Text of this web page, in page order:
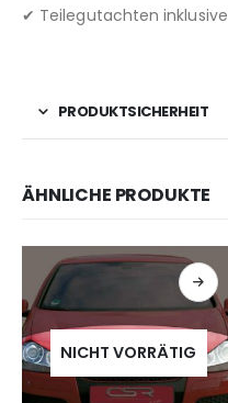
✔ Teilegutachten inklusive
PRODUKTSICHERHEIT
ÄHNLICHE PRODUKTE
NICHT VORRÄTIG